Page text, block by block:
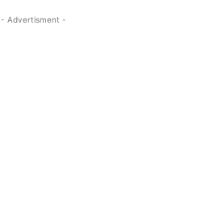
- Advertisment -